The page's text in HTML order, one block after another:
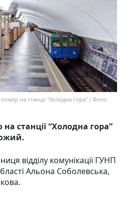
на станції "Холодна гора" / Фото:
станції “Холодна гора”
відділу комунікації ГУНП
Альона Соболевська,